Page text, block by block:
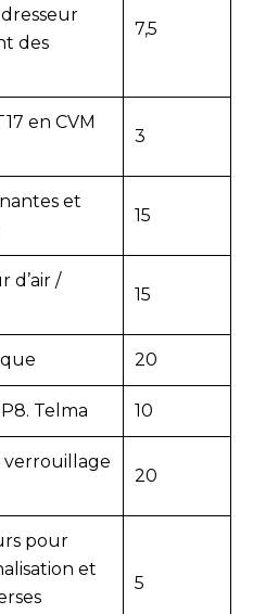
des
7,5
en CVM
3
et
15
d’air /
15
20
Telma 10
verrouillage
20
pour
et
5